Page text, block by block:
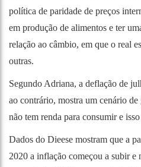
política de paridade de preços
em produção de alimentos e ter
relação ao câmbio, em que o real
outras.
Segundo Adriana, a deflação de
ao contrário, mostra um cenário
não tem renda para consumir e
Dados do Dieese mostram que a
2020 a inflação começou a subir e